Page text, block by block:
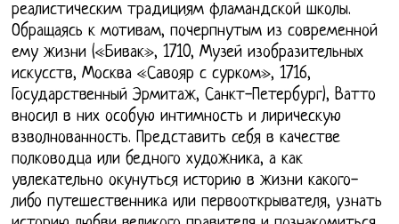
реалистическим традициям фламандской школы.
Обращаясь к мотивам, почерпнутым из современной
ему жизни («Бивак», 1710, Музей изобразительных
искусств, Москва «Савояр с сурком», 1716,
Государственный Эрмитаж, Санкт-Петербург), Ватто
вносил в них особую интимность и лирическую
взволнованность. Представить себя в качестве
полководца или бедного художника, а как
увлекательно окунуться историю в жизни какого-
либо путешественника или первооткрывателя, узнать